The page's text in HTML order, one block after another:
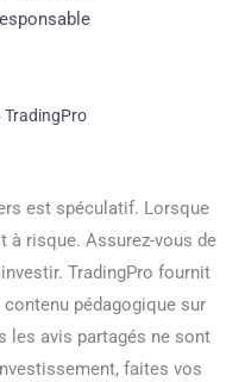
est spéculatif. Lorsque
à risque. Assurez-vous de
TradingPro fournit
pédagogique sur
les avis partagés ne sont
faites vos